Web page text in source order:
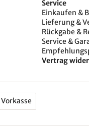
Service
Einkaufen &
Lieferung &
Rückgabe &
Service &
Vertrag
Vorkasse